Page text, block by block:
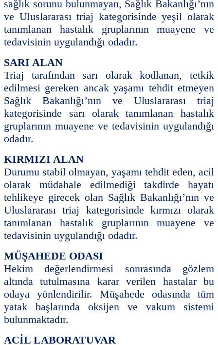
sağlık sorunu bulunmayan, Sağlık Bakanlığı’nın
ve Uluslararası triaj kategorisinde yeşil olarak
tanımlanan hastalık gruplarının muayene ve
tedavisinin uygulandığı odadır.
SARI ALAN
Triaj tarafından sarı olarak kodlanan, tetkik
edilmesi gereken ancak yaşamı tehdit etmeyen
Sağlık Bakanlığı’nın ve Uluslararası triaj
kategorisinde sarı olarak tanımlanan hastalık
gruplarının muayene ve tedavisinin uygulandığı
odadır.
KIRMIZI ALAN
Durumu stabil olmayan, yaşamı tehdit eden, acil
olarak müdahale edilmediği takdirde hayatı
tehlikeye girecek olan Sağlık Bakanlığı’nın ve
Uluslararası triaj kategorisinde kırmızı olarak
tanımlanan hastalık gruplarının muayene ve
tedavisinin uygulandığı odadır.
MÜŞAHEDE ODASI
Hekim değerlendirmesi sonrasında gözlem
altında tutulmasına karar verilen hastalar bu
odaya yönlendirilir. Müşahede odasında tüm
yatak başlarında oksijen ve vakum sistemi
bulunmaktadır.
ACİL LABORATUVAR